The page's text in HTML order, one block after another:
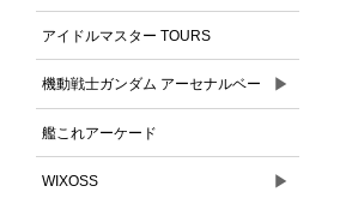
アイドルマスター TOURS
機動戦士ガンダム アーセナルベー
ス
▶
艦これアーケード
WIXOSS ▶